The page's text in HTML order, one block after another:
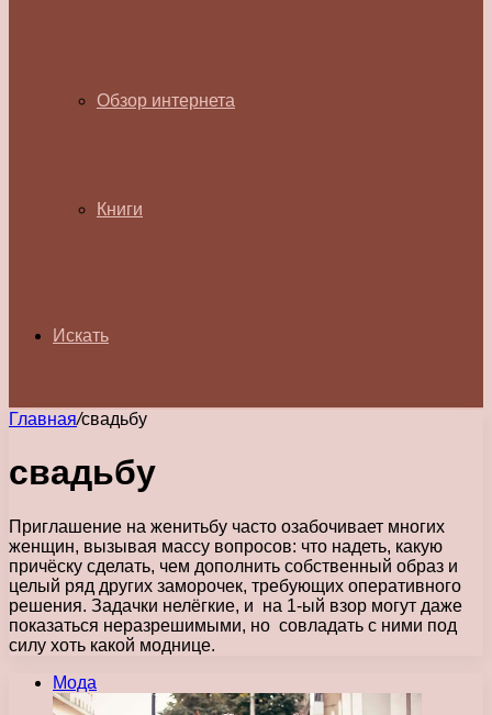
Обзор интернета
Книги
Искать
Главная/свадьбу
свадьбу
Приглашение на женитьбу часто озабочивает многих
женщин, вызывая массу вопросов: что надеть, какую
причёску сделать, чем дополнить собственный образ и
целый ряд других заморочек, требующих оперативного
решения. Задачки нелёгкие, и на 1-ый взор могут даже
показаться неразрешимыми, но совладать с ними под
силу хоть какой моднице.
Мода